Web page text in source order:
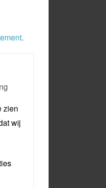
.
zien
wij
uploaden: